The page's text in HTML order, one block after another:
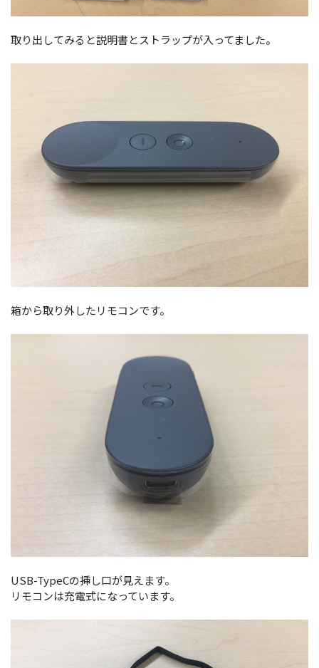
取り出してみると説明書とストラップが入ってました。
箱から取り外したリモコンです。
USB-TypeCの挿し口が見えます。
リモコンは充電式になっています。